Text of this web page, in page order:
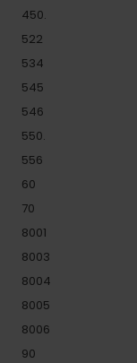
450.
522
534
545
546
550.
556
60
70
8001
8003
8004
8005
8006
90